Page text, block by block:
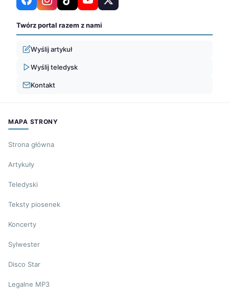
Twórz portal razem z nami
Wyślij artykuł
Wyślij teledysk
Kontakt
MAPA STRONY
Strona główna
Artykuły
Teledyski
Teksty piosenek
Koncerty
Sylwester
Disco Star
Legalne MP3